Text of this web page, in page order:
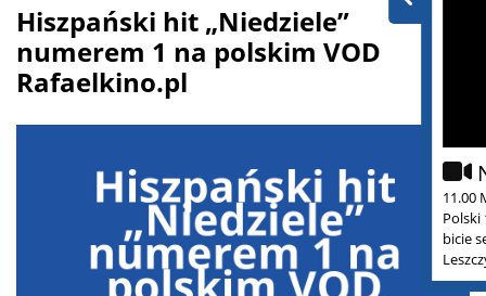
11.00
Polski
bicie
Hiszpański hit „Niedziele”
numerem 1 na polskim VOD
Rafaelkino.pl